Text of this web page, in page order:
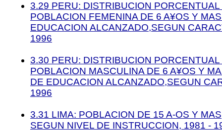
3.29 PERU: DISTRIBUCION PORCENTUAL
POBLACION FEMENINA DE 6 A¥OS Y
EDUCACION ALCANZADO,SEGUN
1996
3.30 PERU: DISTRIBUCION PORCENTUAL
POBLACION MASCULINA DE 6 A¥OS Y
DE EDUCACION ALCANZADO,SEGUN
1996
3.31 LIMA: POBLACION DE 15 A-OS Y
SEGUN NIVEL DE INSTRUCCION, 1981 -